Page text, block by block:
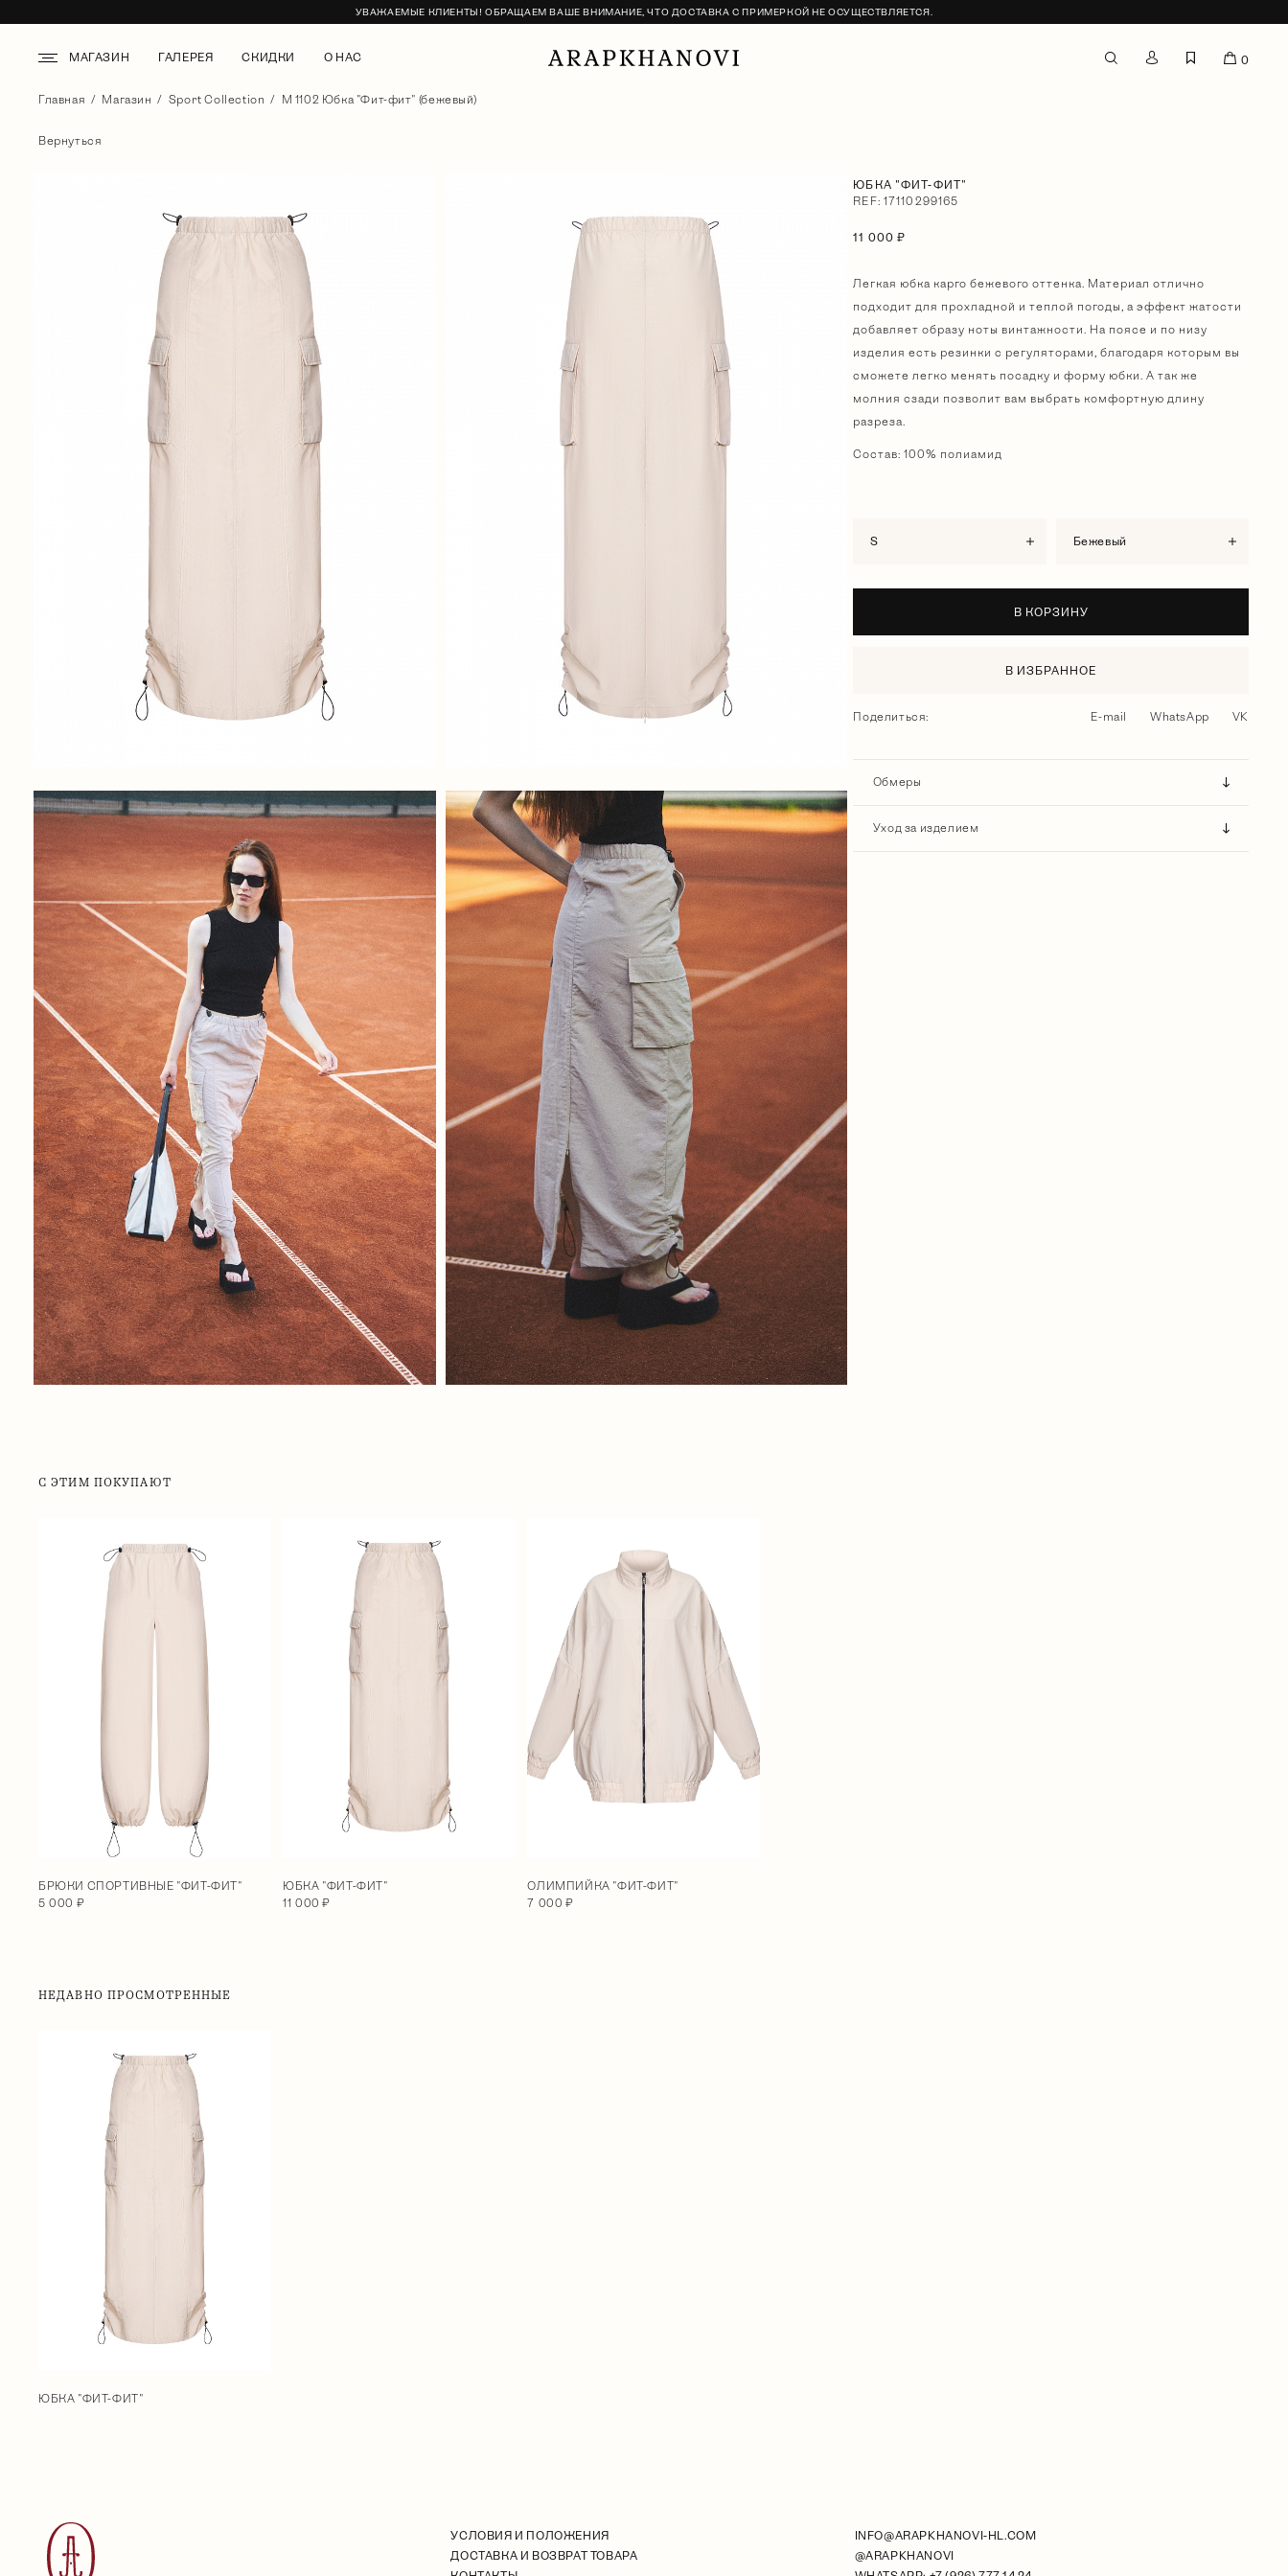
УВАЖАЕМЫЕ КЛИЕНТЫ! ОБРАЩАЕМ ВАШЕ ВНИМАНИЕ, ЧТО ДОСТАВКА С ПРИМЕРКОЙ НЕ ОСУЩЕСТВЛЯЕТСЯ.
МАГАЗИН ГАЛЕРЕЯ СКИДКИ О НАС 0
Главная Магазин Sport Collection М 1102 Юбка "Фит-фит" (бежевый)
Вернуться
ЮБКА "ФИТ-ФИТ"
REF: 17110299165
11 000 ₽
Легкая юбка карго бежевого оттенка. Материал отлично
подходит для прохладной и теплой погоды, а эффект жатости
добавляет образу ноты винтажности. На поясе и по низу
изделия есть резинки с регуляторами, благодаря которым вы
сможете легко менять посадку и форму юбки. А так же
молния сзади позволит вам выбрать комфортную длину
разреза.
Состав: 100% полиамид
S бежевый
В КОРЗИНУ
В ИЗБРАННОЕ
Поделиться: E-mail WhatsApp VK
Обмеры
Уход за изделием
С ЭТИМ ПОКУПАЮТ
БРЮКИ СПОРТИВНЫЕ "ФИТ-ФИТ"
5 000 ₽
ЮБКА "ФИТ-ФИТ"
11 000 ₽
ОЛИМПИЙКА "ФИТ-ФИТ"
7 000 ₽
НЕДАВНО ПРОСМОТРЕННЫЕ
ЮБКА "ФИТ-ФИТ"
УСЛОВИЯ И ПОЛОЖЕНИЯ
ДОСТАВКА И ВОЗВРАТ ТОВАРА
INFO@ARAPKHANOVI-HL.COM
@ARAPKHANOVI